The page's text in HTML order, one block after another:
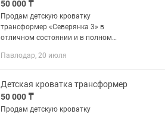
50 000 ₸
Продам детскую кроватку
трансформер «Северянка 3» в
отличном состоянии и в полном
койрой: круглый (новый) и
будет удобно для ребенка),...
Павлодар, 20 июля
Детская кроватка трансформер
50 000 ₸
Продам детскую кроватку